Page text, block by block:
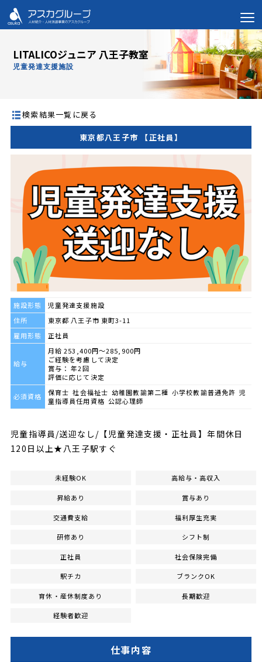
LITALICOジュニア 八王子教室
児童発達支援施設
検索結果一覧に戻る
東京都八王子市 【正社員】
施設形態
児童発達支援施設
住所
東京都 八王子市 東町3-11
雇用形態
正社員
給与
月給 253,400円～285,900円
ご経験を考慮して決定
賞与： 年2回
評価に応じて決定
必須資格
保育士 社会福祉士 幼稚園教諭第二種 小学校教諭普通免許 児
童指導員任用資格 公認心理師
児童指導員/送迎なし/【児童発達支援・正社員】年間休日
120日以上★八王子駅すぐ
未経験OK 高給与・高収入
昇給あり 賞与あり
交通費支給 福利厚生充実
研修あり シフト制
正社員 社会保険完備
駅チカ ブランクOK
育休・産休制度あり 長期歓迎
経験者歓迎
仕事内容